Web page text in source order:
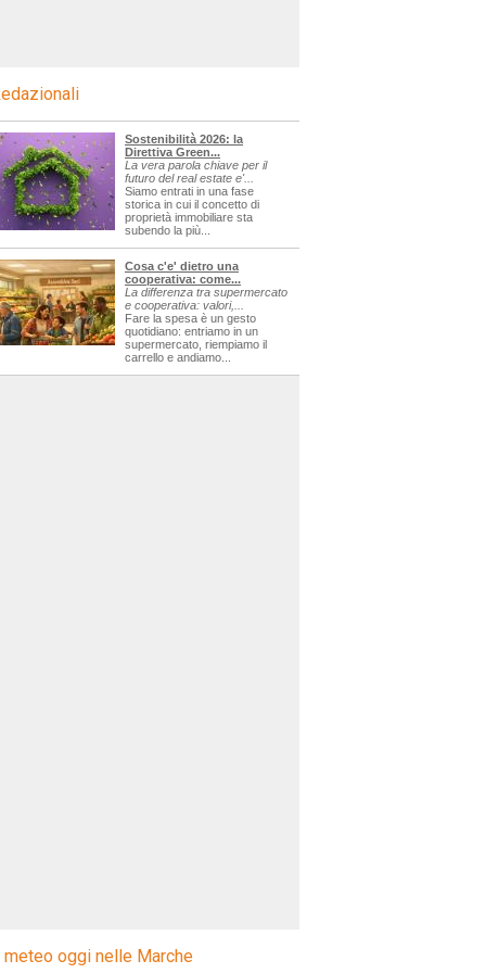
Sostenibilità 2026: la
Direttiva Green...
La vera parola chiave per il
futuro del real estate e'...
Siamo entrati in una fase
storica in cui il concetto di
proprietà immobiliare sta
subendo la più...
Cosa c'e' dietro una
cooperativa: come...
La differenza tra supermercato
e cooperativa: valori,...
Fare la spesa è un gesto
quotidiano: entriamo in un
supermercato, riempiamo il
carrello e andiamo...
meteo oggi nelle Marche